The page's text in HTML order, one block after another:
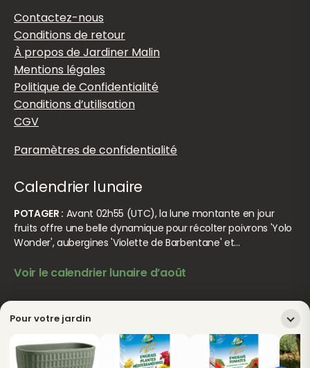
Pour votre jardin
Contactez-nous
Conditions de retour
À propos de Jardiner Malin
Mentions légales
Politique de Confidentialité
Conditions d’utilisation
CGV
Paramètres de confidentialité
Calendrier lunaire
POTAGER : Avant 02h55 (UTC), la lune montante en jour
fruits offre une belle dynamique pour récolter poivrons 'Yolo
Wonder', aubergines 'Violette de Barbentane' et…
Voir le calendrier lunaire d’août
© Jardiner Malin. Tous droits réservés.